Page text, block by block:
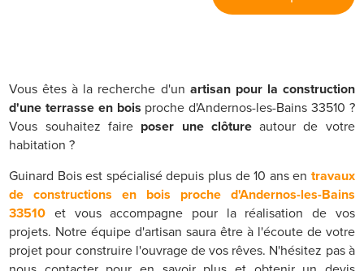
Vous êtes à la recherche d'un artisan pour la construction
d'une terrasse en bois proche d'Andernos-les-Bains 33510 ?
Vous souhaitez faire poser une clôtureautour de votre
habitation ?
Guinard Bois est spécialisé depuis plus de 10 ans en travaux
de constructions en bois proche d'Andernos-les-Bains
33510 et vous accompagne pour la réalisation de vos
projets. Notre équipe d'artisan saura être à l'écoute de votre
projet pour construire l'ouvrage de vos rêves. N'hésitez pas à